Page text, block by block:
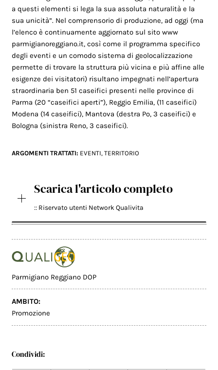
a questi elementi si lega la sua assoluta naturalità e la
sua unicità”. Nel comprensorio di produzione, ad oggi (ma
l’elenco è continuamente aggiornato sul sito www
parmigianoreggiano.it, così come il programma specifico
degli eventi e un comodo sistema di geolocalizzazione
permette di trovare la struttura più vicina e più affine alle
esigenze dei visitatori) risultano impegnati nell’apertura
straordinaria ben 51 caseifici presenti nelle province di
Parma (20 “caseifici aperti”), Reggio Emilia, (11 caseifici)
Modena (14 caseifici), Mantova (destra Po, 3 caseifici) e
Bologna (sinistra Reno, 3 caseifici).
ARGOMENTI TRATTATI: EVENTI,TERRITORIO
Scarica l'articolo completo
:: Riservato utenti Network Qualivita
Parmigiano Reggiano DOP
AMBITO:
Promozione
Condividi: